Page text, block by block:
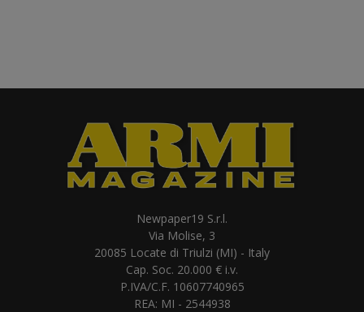
Newpaper19 S.r.l.
Via Molise, 3
20085 Locate di Triulzi (MI) - Italy
Cap. Soc. 20.000 € i.v.
P.IVA/C.F. 10607740965
REA: MI - 2544938